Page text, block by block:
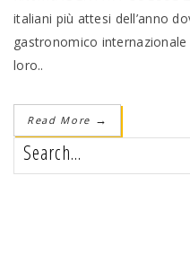
italiani più attesi dell’anno
gastronomico
loro..
Read More →